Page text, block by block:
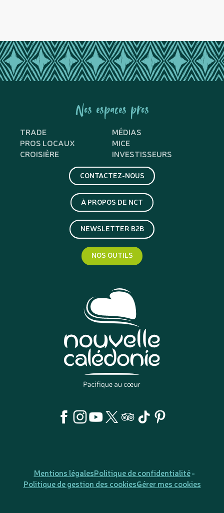
Nos espaces pros
TRADE
MÉDIAS
PROS LOCAUX
MICE
CROISIÈRE
INVESTISSEURS
CONTACTEZ-NOUS
À PROPOS DE NCT
NEWSLETTER B2B
NOS OUTILS
Mentions légalesPolitique de confidentialité
Politique de gestion des cookiesGérer mes cookies